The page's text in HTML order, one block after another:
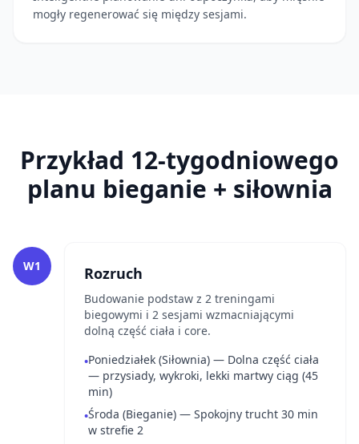
mogły regenerować się między sesjami.
Przykład 12-tygodniowego
planu bieganie + siłownia
W1 Rozruch
Budowanie podstaw z 2 treningami
biegowymi i 2 sesjami wzmacniającymi
dolną część ciała i core.
•Poniedziałek (Siłownia) — Dolna część ciała
— przysiady, wykroki, lekki martwy ciąg (45
min)
•Środa (Bieganie) — Spokojny trucht 30 min
w strefie 2